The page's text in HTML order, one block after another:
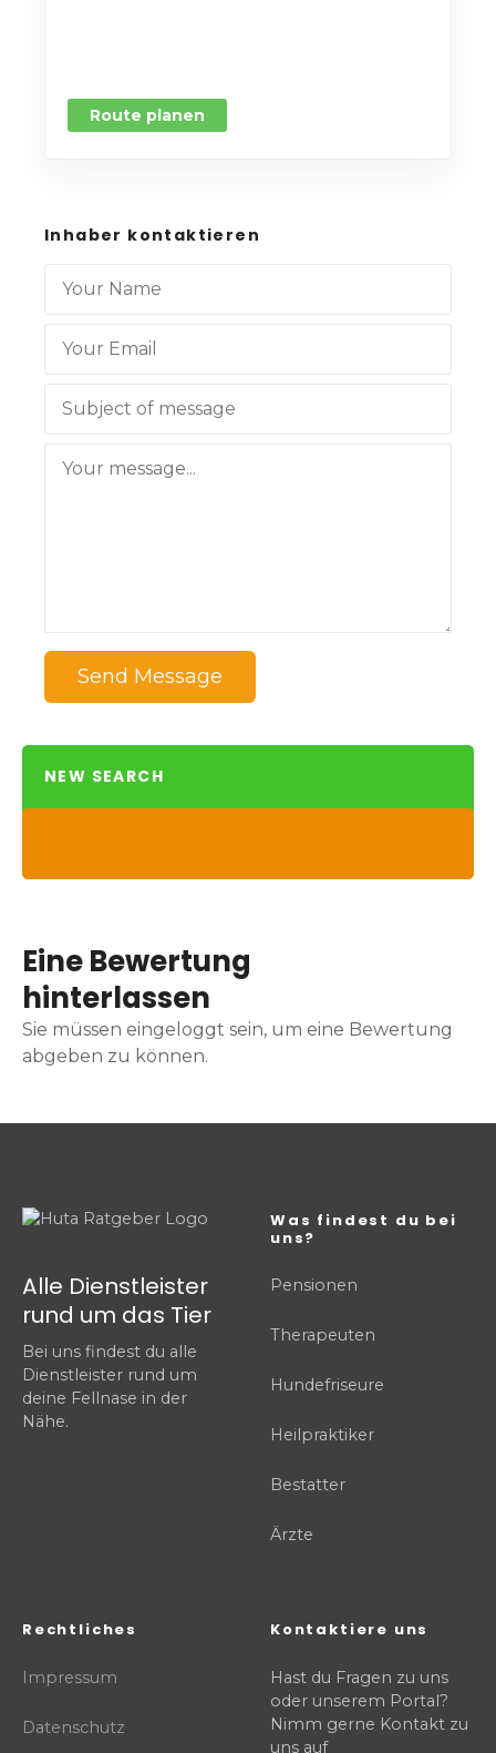
Route planen
Inhaber kontaktieren
Send Message
NEW SEARCH
Eine Bewertung
hinterlassen
Sie müssen eingeloggt sein, um eine Bewertung
abgeben zu können.
Alle Dienstleister
rund um das Tier
Bei uns findest du alle
Dienstleister rund um
deine Fellnase in der
Nähe.
Was findest du bei
uns?
Pensionen
Therapeuten
Hundefriseure
Heilpraktiker
Bestatter
Ärzte
Rechtliches
Impressum
Datenschutz
Kontaktiere uns
Hast du Fragen zu uns
oder unserem Portal?
Nimm gerne Kontakt zu
uns auf